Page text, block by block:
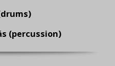
(percussion)